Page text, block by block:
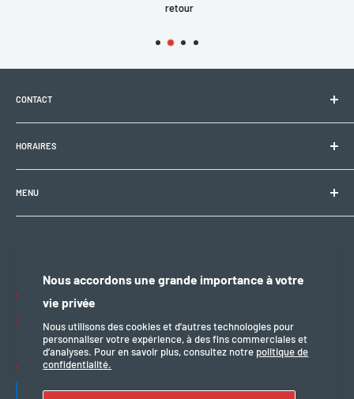
Nous accordons une grande importance à votre
vie privée
Nous utilisons des cookies et d’autres technologies pour
personnaliser votre expérience, à des fins commerciales et
d’analyses. Pour en savoir plus, consultez notre politique de
confidentialité.
retour
CONTACT
Electrobike Zone Sàrl
Avenue de la Rapille 2
1008 Prilly (VD), Suisse
+41 21 946 10 30
HORAIRES
🕘 Lun–Ven : 9h00–12h00 / 14h00–18h30
MENU
Condition générale et de service
Politique de remboursement
mention légal
Nous suivre
Nous acceptons